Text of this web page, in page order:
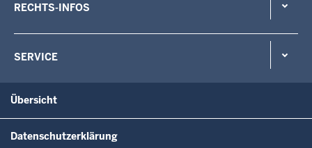
RECHTS-INFOS
SERVICE
Übersicht
Datenschutzerklärung